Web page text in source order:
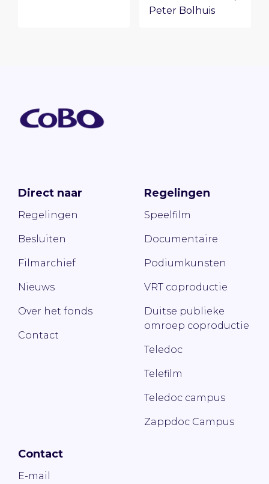
Peter Bolhuis
Direct naar
Regelingen
Besluiten
Filmarchief
Nieuws
Over het fonds
Contact
Regelingen
Speelfilm
Documentaire
Podiumkunsten
VRT coproductie
Duitse publieke
omroep coproductie
Teledoc
Telefilm
Teledoc campus
Zappdoc Campus
Contact
E-mail